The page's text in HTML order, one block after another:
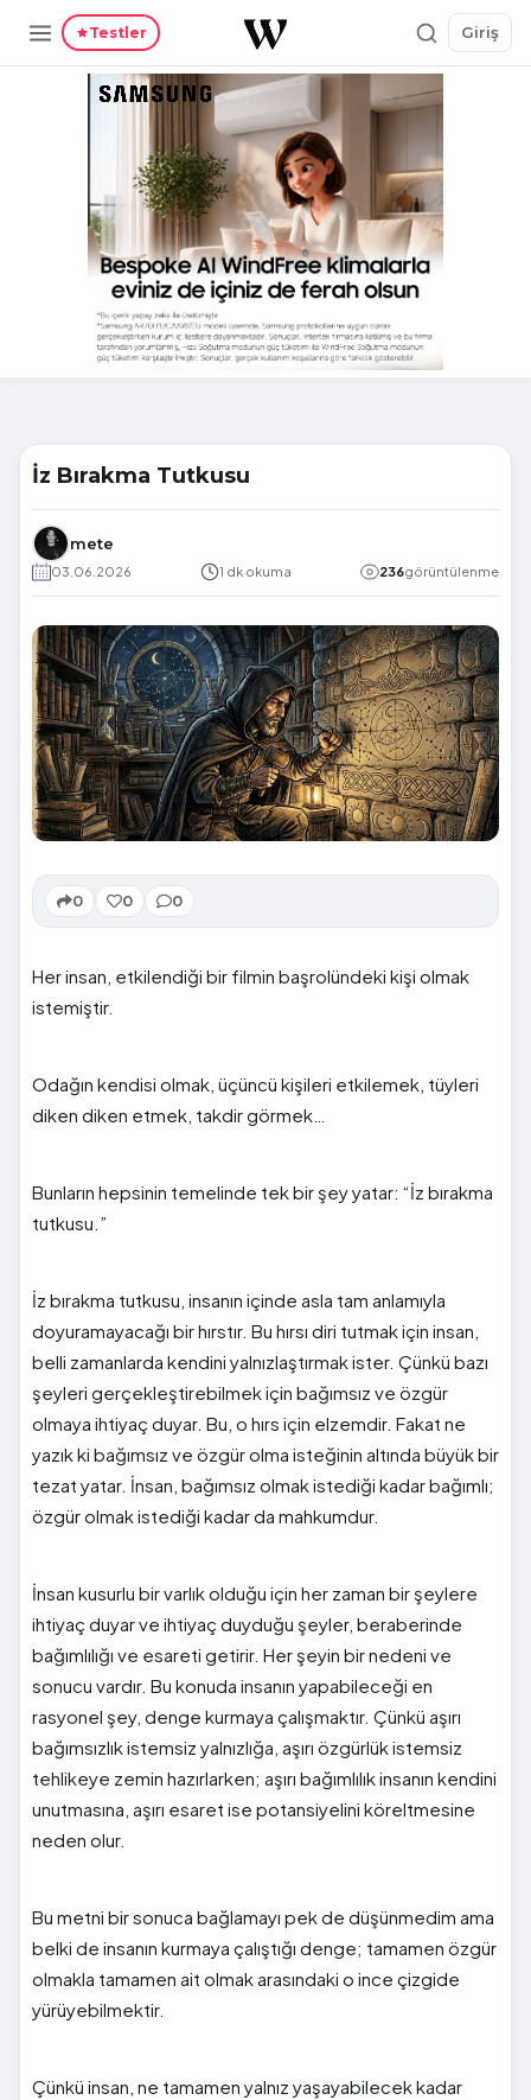
Testler Giriş
İz Bırakma Tutkusu
mete
03.06.2026 1 dk okuma 236görüntülenme
0 0 0
Her insan, etkilendiği bir filmin başrolündeki kişi olmak
istemiştir.
Odağın kendisi olmak, üçüncü kişileri etkilemek, tüyleri
diken diken etmek, takdir görmek…
Bunların hepsinin temelinde tek bir şey yatar: “İz bırakma
tutkusu.”
İz bırakma tutkusu, insanın içinde asla tam anlamıyla
doyuramayacağı bir hırstır. Bu hırsı diri tutmak için insan,
belli zamanlarda kendini yalnızlaştırmak ister. Çünkü bazı
şeyleri gerçekleştirebilmek için bağımsız ve özgür
olmaya ihtiyaç duyar. Bu, o hırs için elzemdir. Fakat ne
yazık ki bağımsız ve özgür olma isteğinin altında büyük bir
tezat yatar. İnsan, bağımsız olmak istediği kadar bağımlı;
özgür olmak istediği kadar da mahkumdur.
İnsan kusurlu bir varlık olduğu için her zaman bir şeylere
ihtiyaç duyar ve ihtiyaç duyduğu şeyler, beraberinde
bağımlılığı ve esareti getirir. Her şeyin bir nedeni ve
sonucu vardır. Bu konuda insanın yapabileceği en
rasyonel şey, denge kurmaya çalışmaktır. Çünkü aşırı
bağımsızlık istemsiz yalnızlığa, aşırı özgürlük istemsiz
tehlikeye zemin hazırlarken; aşırı bağımlılık insanın kendini
unutmasına, aşırı esaret ise potansiyelini köreltmesine
neden olur.
Bu metni bir sonuca bağlamayı pek de düşünmedim ama
belki de insanın kurmaya çalıştığı denge; tamamen özgür
olmakla tamamen ait olmak arasındaki o ince çizgide
yürüyebilmektir.
Çünkü insan, ne tamamen yalnız yaşayabilecek kadar